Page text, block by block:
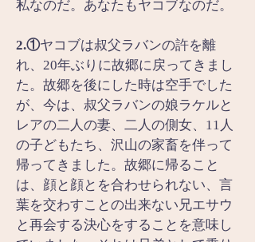
私なのだ。あなたもヤコブなのだ。
2.①ヤコブは叔父ラバンの許を離
れ、20年ぶりに故郷に戻ってきまし
た。故郷を後にした時は空手でした
が、今は、叔父ラバンの娘ラケルと
レアの二人の妻、二人の側女、11人
の子どもたち、沢山の家畜を伴って
帰ってきました。故郷に帰ること
は、顔と顔とを合わせられない、言
葉を交わすことの出来ない兄エサウ
と再会する決心をすることを意味し